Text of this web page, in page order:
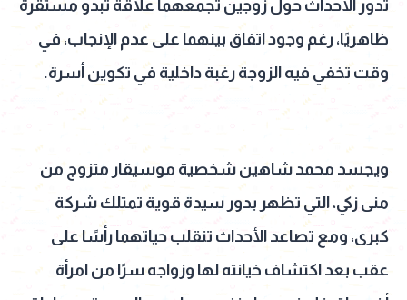
تدور الأحداث حول زوجين تجمعهما علاقة تبدو مستقرة
ظاهريًا، رغم وجود اتفاق بينهما على عدم الإنجاب، في
وقت تخفي فيه الزوجة رغبة داخلية في تكوين أسرة.
ويجسد محمد شاهين شخصية موسيقار متزوج من
منى زكي، التي تظهر بدور سيدة قوية تمتلك شركة
كبرى، ومع تصاعد الأحداث تنقلب حياتهما رأسًا على
عقب بعد اكتشاف خيانته لها وزواجه سرًا من امرأة